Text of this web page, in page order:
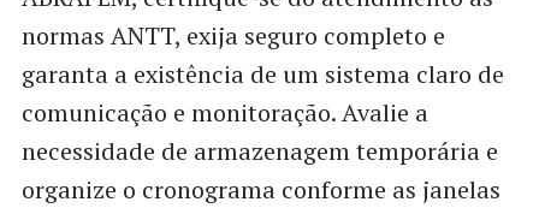
normas ANTT, exija seguro completo e
garanta a existência de um sistema claro de
comunicação e monitoração. Avalie a
necessidade de armazenagem temporária e
organize o cronograma conforme as janelas